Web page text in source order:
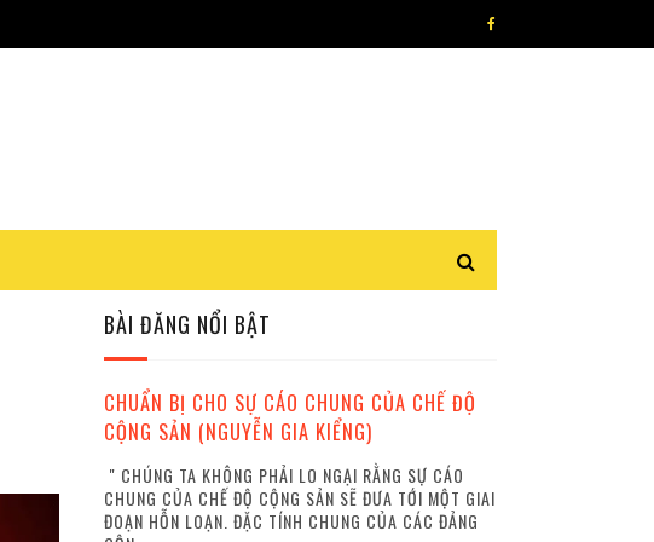
BÀI ĐĂNG NỔI BẬT
CHUẨN BỊ CHO SỰ CÁO CHUNG CỦA CHẾ ĐỘ
CỘNG SẢN (NGUYỄN GIA KIỂNG)
" CHÚNG TA KHÔNG PHẢI LO NGẠI RẰNG SỰ CÁO
CHUNG CỦA CHẾ ĐỘ CỘNG SẢN SẼ ĐƯA TỚI MỘT GIAI
ĐOẠN HỖN LOẠN. ĐẶC TÍNH CHUNG CỦA CÁC ĐẢNG